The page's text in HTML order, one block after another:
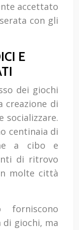
accettato
con gli
E
dei giochi
creazione di
socializzare.
centinaia di
a cibo e
di ritrovo
molte città
di giochi, ma